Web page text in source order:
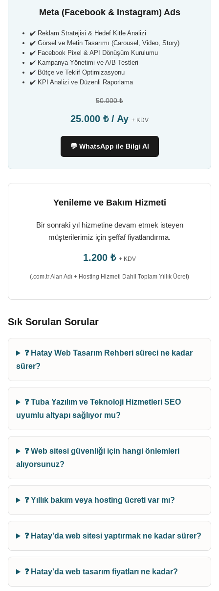
Meta (Facebook & Instagram) Ads
✔️ Reklam Stratejisi & Hedef Kitle Analizi
✔️ Görsel ve Metin Tasarımı (Carousel, Video, Story)
✔️ Facebook Pixel & API Dönüşüm Kurulumu
✔️ Kampanya Yönetimi ve A/B Testleri
✔️ Bütçe ve Teklif Optimizasyonu
✔️ KPI Analizi ve Düzenli Raporlama
50.000 ₺
25.000 ₺ / Ay + KDV
💬 WhatsApp ile Bilgi Al
Yenileme ve Bakım Hizmeti
Bir sonraki yıl hizmetine devam etmek isteyen
müşterilerimiz için şeffaf fiyatlandırma.
1.200 ₺ + KDV
(.com.tr Alan Adı + Hosting Hizmeti Dahil Toplam Yıllık Ücret)
Sık Sorulan Sorular
❓ Hatay Web Tasarım Rehberi süreci ne kadar
sürer?
❓ Tuba Yazılım ve Teknoloji Hizmetleri SEO
uyumlu altyapı sağlıyor mu?
❓ Web sitesi güvenliği için hangi önlemleri
alıyorsunuz?
❓ Yıllık bakım veya hosting ücreti var mı?
❓ Hatay'da web sitesi yaptırmak ne kadar sürer?
❓ Hatay'da web tasarım fiyatları ne kadar?